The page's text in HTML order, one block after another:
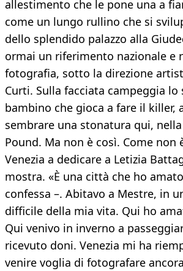
allestimento che le pone una a
come un lungo rullino che si
dello splendido palazzo alla
ormai un riferimento nazionale e
fotografia, sotto la direzione
Curti. Sulla facciata campeggia
bambino che gioca a fare il killer,
sembrare una stonatura qui, nella
Pound. Ma non è così. Come non
Venezia a dedicare a Letizia
mostra. «È una città che ho
confessa –. Abitavo a Mestre, in
difficile della mia vita. Qui ho
Qui venivo in inverno a
ricevuto doni. Venezia mi ha
venire voglia di fotografare